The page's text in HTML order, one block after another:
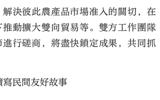
決彼此農產品市場准入的關切，在
動擴大雙向貿易等。雙方工作團隊
行磋商，將盡快鎖定成果，共同抓
民間友好故事